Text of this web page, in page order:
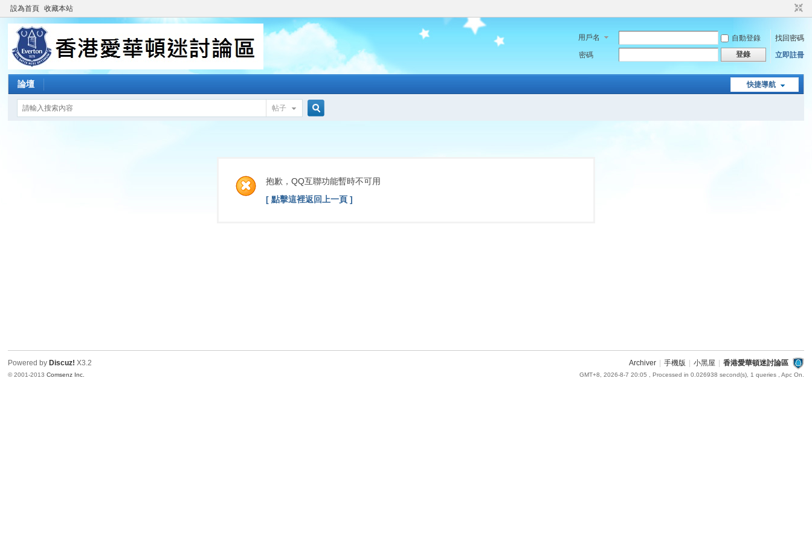
設為首頁 收藏本站
用戶名 自動登錄
找回密碼
密碼
登錄 立即註冊
快捷導航
論壇
帖子
索
抱歉，QQ互聯功能暫時不可用
[ 點擊這裡返回上一頁 ]
Archiver 手機版 小黑屋 香港愛華頓迷討論區
GMT+8, 2026-8-7 20:05 , Processed in 0.026938 second(s), 1 queries , Apc On.
Powered by Discuz! X3.2
© 2001-2013Comsenz Inc.